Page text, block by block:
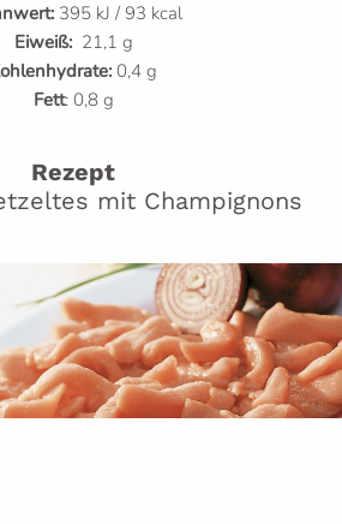
395 kJ / 93 kcal
Eiweiß:21,1 g
0,4 g
Fett: 0,8 g
Rezept
mit Champignons